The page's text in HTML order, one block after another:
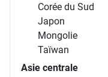
Corée du Sud
Japon
Mongolie
Taïwan
Asie centrale